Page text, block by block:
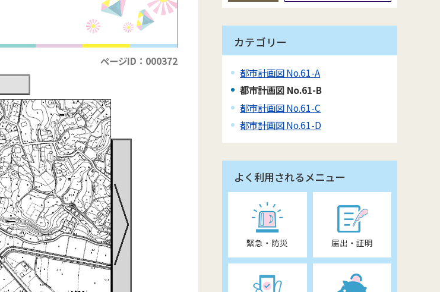
ページID：000372
カテゴリー
都市計画図 No.61-A
都市計画図 No.61-B
都市計画図 No.61-C
都市計画図 No.61-D
よく利用されるメニュー
緊急・防災 届出・証明